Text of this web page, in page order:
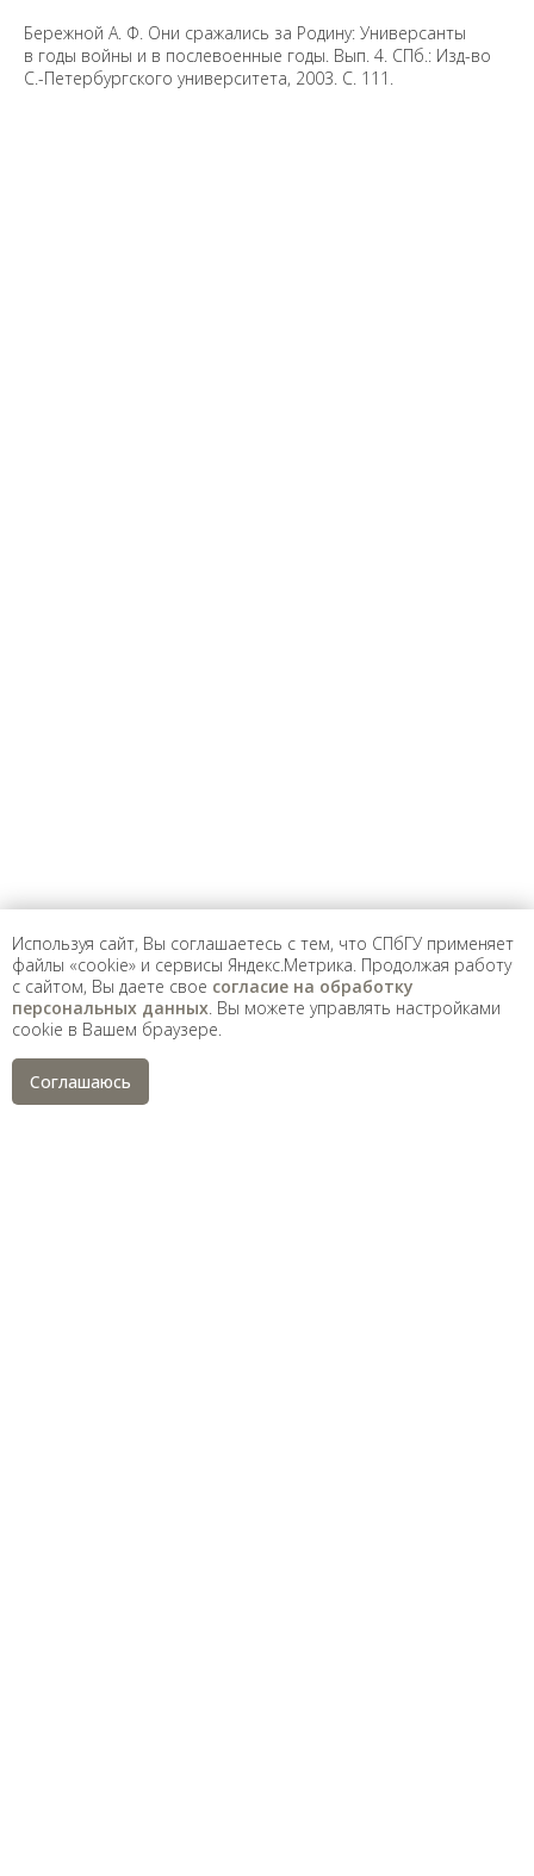
Бережной А. Ф. Они сражались за Родину: Универсанты
в годы войны и в послевоенные годы. Вып. 4. СПб.: Изд-во
С.-Петербургского университета, 2003. С. 111.
На данном информационном ресурсе могут быть
опубликованы архивные материалы с упоминанием
иностранных агентов, а также организаций, признанных
экстремистскими и запрещенных на территории
Политика СПбГУ в отношении обработки
персональных данных
Saint Petersburg State University© 2026
Используя сайт, Вы соглашаетесь с тем, что СПбГУ применяет
файлы «cookie» и сервисы Яндекс.Метрика. Продолжая работу
с сайтом, Вы даете свое согласие на обработку
персональных данных . Вы можете управлять настройками
cookie в Вашем браузере.
Соглашаюсь